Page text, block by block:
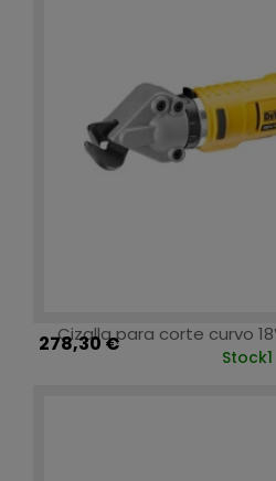
Cizalla para corte curvo
278,30 €
Stock1